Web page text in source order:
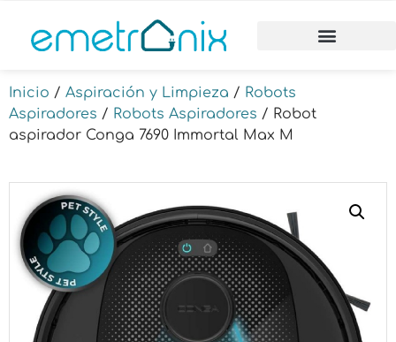
Inicio / Aspiración y Limpieza / Robots
Aspiradores / Robots Aspiradores / Robot
aspirador Conga 7690 Immortal Max M